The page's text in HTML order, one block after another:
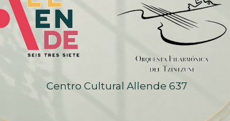
Centro Cultural Allende 637